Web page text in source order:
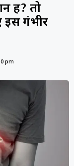
हैं? तो
इस गंभीर
pm